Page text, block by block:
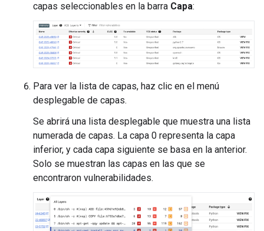
capas seleccionables en la barra Capa:
Para ver la lista de capas, haz clic en el menú
desplegable de capas.
Se abrirá una lista desplegable que muestra una lista
numerada de capas. La capa 0 representa la capa
inferior, y cada capa siguiente se basa en la anterior.
Solo se muestran las capas en las que se
encontraron vulnerabilidades.